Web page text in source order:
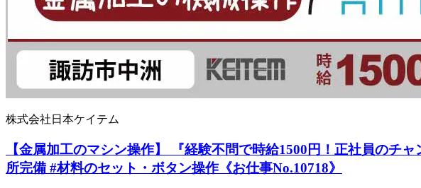
株式会社日本ケイテム
【金属加工のマシン操作】 『経験不問で時給1500円！正社員のチ
所完備 #材料のセット・ボタン操作《お仕事No.10718》